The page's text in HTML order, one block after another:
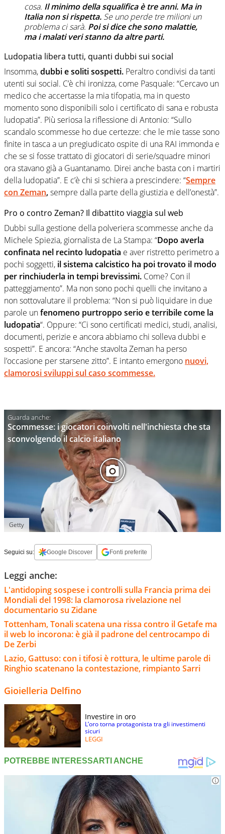
cosa. Il minimo della squalifica è tre anni. Ma in
Italia non si rispetta. Se uno perde tre milioni un
problema ci sarà. Poi si dice che sono malattie,
ma i malati veri stanno da altre parti.
Ludopatia libera tutti, quanti dubbi sui social
Insomma,dubbi e soliti sospetti. Peraltro condivisi da tanti
utenti sui social. C’è chi ironizza, come Pasquale: “Cercavo un
medico che accertasse la mia tifopatia, ma in questo
momento sono disponibili solo i certificato di sana e robusta
ludopatia”. Più seriosa la riflessione di Antonio: “Sullo
scandalo scommesse ho due certezze: che le mie tasse sono
finite in tasca a un pregiudicato ospite di una RAI immonda e
che se si fosse trattato di giocatori di serie/squadre minori
ora stavano già a Guantanamo. Direi anche basta con i martiri
della ludopatia”. E c’è chi si schiera a prescindere: “Sempre
con Zeman,sempre dalla parte della giustizia e dell’onestà”.
Pro o contro Zeman? Il dibattito viaggia sul web
Dubbi sulla gestione della polveriera scommesse anche da
Michele Spiezia, giornalista de La Stampa: “Dopo averla
confinata nel recinto ludopatia e aver ristretto perimetro a
pochi soggetti, il sistema calcistico ha poi trovato il modo
per rinchiuderla in tempi brevissimi. Come? Con il
patteggiamento”. Ma non sono pochi quelli che invitano a
non sottovalutare il problema: “Non si può liquidare in due
parole unfenomeno purtroppo serio e terribile come la
ludopatia“. Oppure: “Ci sono certificati medici, studi, analisi,
documenti, perizie e ancora abbiamo chi solleva dubbi e
sospetti”. E ancora: “Anche stavolta Zeman ha perso
l’occasione per starsene zitto”. E intanto emergono nuovi,
clamorosi sviluppi sul caso scommesse.
Scommesse: i giocatori coinvolti nell'inchiesta che sta
sconvolgendo il calcio italiano
Getty
Seguici su: Google Discover Fonti preferite
Leggi anche:
L'antidoping sospese i controlli sulla Francia prima dei
Mondiali del 1998: la clamorosa rivelazione nel
documentario su Zidane
Tottenham, Tonali scatena una rissa contro il Getafe ma
il web lo incorona: è già il padrone del centrocampo di
De Zerbi
Lazio, Gattuso: con i tifosi è rottura, le ultime parole di
Ringhio scatenano la contestazione, rimpianto Sarri
Gioielleria Delfino
Investire in oro
L’oro torna protagonista tra gli investimenti
sicuri
LEGGI